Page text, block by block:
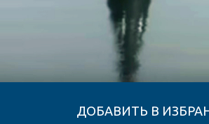
исчез с лица земли более семи
десятилетий назад. Его развалины,
прозванные русской Атлантидой, то
появляются, то пропадают в
мутновато-зелёном мелководье
В 1935 году правительство СССР